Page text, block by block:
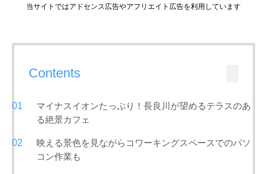
当サイトではアドセンス広告やアフリエイト広告を利用しています
Contents
マイナスイオンたっぷり！長良川が望めるテラスのあ
る絶景カフェ
映える景色を見ながらコワーキングスペースでのパソ
コン作業も